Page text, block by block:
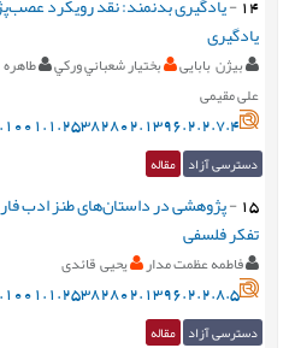
یادگیری
بیژن بابایی بختيار شعباني وركي
طاهره
علی مقیمی
دسترسی آزاد مقاله
15
-پژوهشی در داستان‌های طنز ادب
تفکر فلسفی
فاطمه عظمت مدار یحیی قائدی
دسترسی آزاد مقاله